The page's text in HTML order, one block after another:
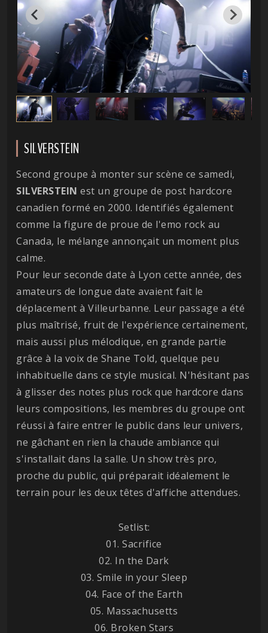
SILVERSTEIN
Second groupe à monter sur scène ce samedi,
SILVERSTEIN est un groupe de post hardcore
canadien formé en 2000. Identifiés également
comme la figure de proue de l'emo rock au
Canada, le mélange annonçait un moment plus
calme.
Pour leur seconde date à Lyon cette année, des
amateurs de longue date avaient fait le
déplacement à Villeurbanne. Leur passage a été
plus maîtrisé, fruit de l'expérience certainement,
mais aussi plus mélodique, en grande partie
grâce à la voix de Shane Told, quelque peu
inhabituelle dans ce style musical. N'hésitant pas
à glisser des notes plus rock que hardcore dans
leurs compositions, les membres du groupe ont
réussi à faire entrer le public dans leur univers,
ne gâchant en rien la chaude ambiance qui
s'installait dans la salle. Un show très pro,
proche du public, qui préparait idéalement le
terrain pour les deux têtes d'affiche attendues.
Setlist:
01. Sacrifice
02. In the Dark
03. Smile in your Sleep
04. Face of the Earth
05. Massachusetts
06. Broken Stars